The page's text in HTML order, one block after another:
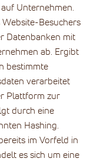
Unternehmen.
Besuchers
Datenbanken mit
ab. Ergibt
bestimmte
verarbeitet
Plattform zur
durch eine
Hashing.
im Vorfeld in
es sich um eine